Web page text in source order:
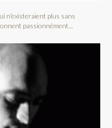
n'existeraient plus sans
passionnément...